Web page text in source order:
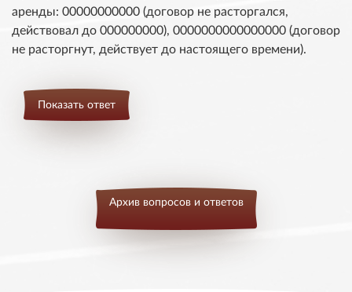
аренды: 00000000000 (договор не расторгался,
действовал до 000000000), 0000000000000000 (договор
не расторгнут, действует до настоящего времени).
Показать ответ
Архив вопросов и ответов